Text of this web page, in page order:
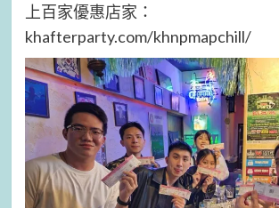
上百家優惠店家：
khafterparty.com/khnpmapchill/